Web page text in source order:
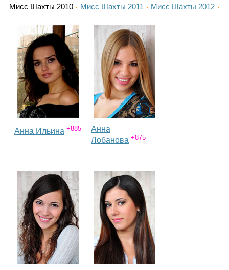
Объявления
Каталог
Гороскоп
Карты
Мисс Шахты 2010 Мисс Шахты 2011 Мисс Шахты 2012
Анна Ильина +885
Анна
Лобанова +875